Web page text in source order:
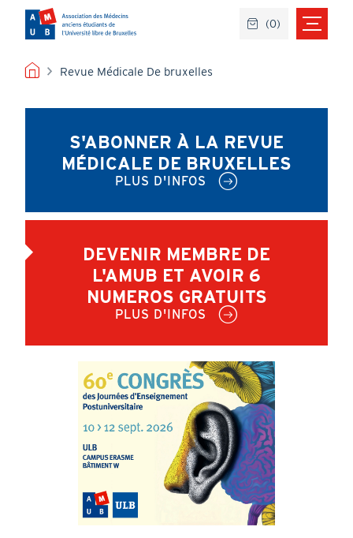
contenu
principal
FIL
Revue Médicale De bruxelles
S'ABONNER À LA REVUE
MÉDICALE DE BRUXELLES
PLUS D'INFOS
DEVENIR MEMBRE DE
L'AMUB ET AVOIR 6
NUMEROS GRATUITS
PLUS D'INFOS
(0)